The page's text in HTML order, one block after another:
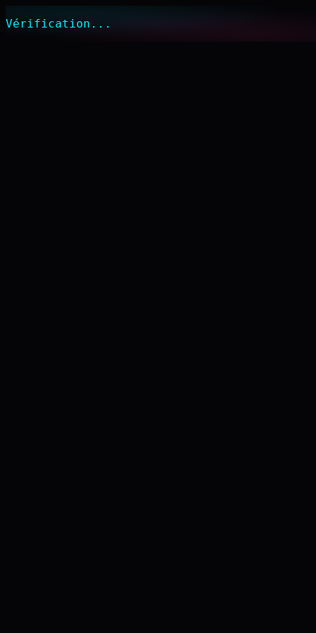
Vérification...